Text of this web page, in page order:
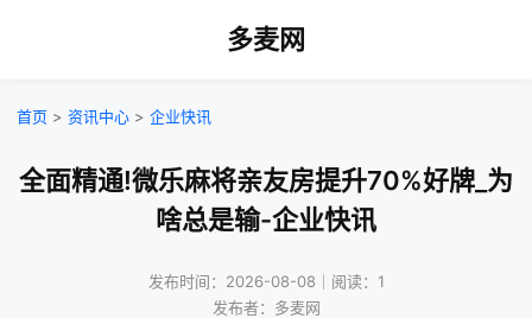
多麦网
首页 > 资讯中心 > 企业快讯
全面精通!微乐麻将亲友房提升70%好牌_为
啥总是输-企业快讯
发布时间：2026-08-08｜阅读：1
发布者：多麦网